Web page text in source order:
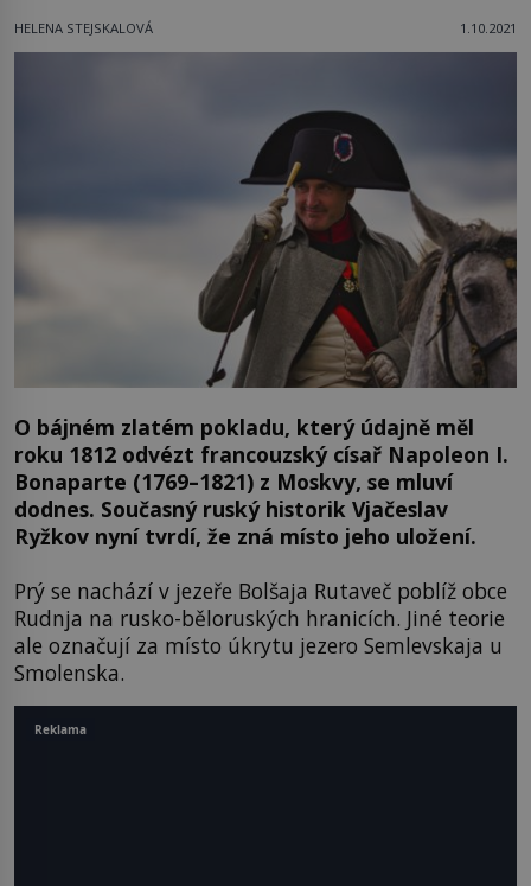
HELENA STEJSKALOVÁ 1.10.2021
O bájném zlatém pokladu, který údajně měl
roku 1812 odvézt francouzský císař Napoleon I.
Bonaparte (1769–1821) z Moskvy, se mluví
dodnes. Současný ruský historik Vjačeslav
Ryžkov nyní tvrdí, že zná místo jeho uložení.
Prý se nachází v jezeře Bolšaja Rutaveč poblíž obce
Rudnja na rusko-běloruských hranicích. Jiné teorie
ale označují za místo úkrytu jezero Semlevskaja u
Smolenska.
Reklama